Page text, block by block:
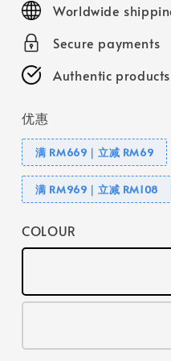
Worldwide
Secure payments
Authentic products
优惠
满 RM669｜立减 RM69
满 RM969｜立减 RM108
COLOUR